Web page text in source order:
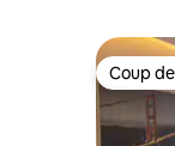
Coup
Coup